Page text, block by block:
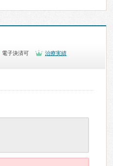
電子決済可
治療実績